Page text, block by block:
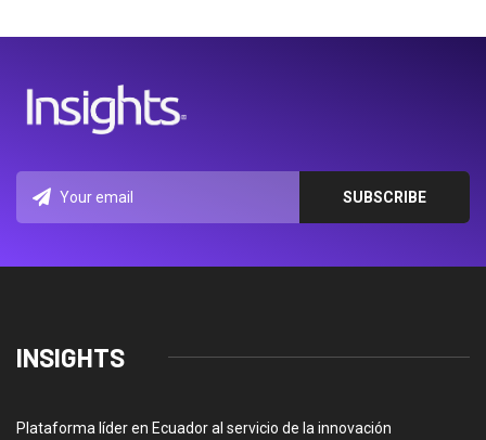
INSIGHTS
Plataforma líder en Ecuador al servicio de la innovación